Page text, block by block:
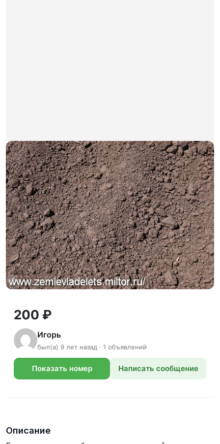
200 ₽
Игорь
был(а) 9 лет назад · 1 объявлений
Показать номер Написать сообщение
Описание